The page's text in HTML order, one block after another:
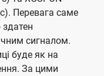
Перевага саме
здатен
сигналом.
буде як на
За цими